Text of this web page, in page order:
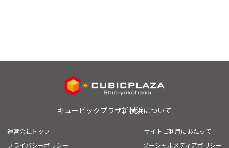
キュービックプラザ新横浜について
運営会社トップ
サイトご利用にあたって
プライバシーポリシー
ソーシャルメディアポリシー